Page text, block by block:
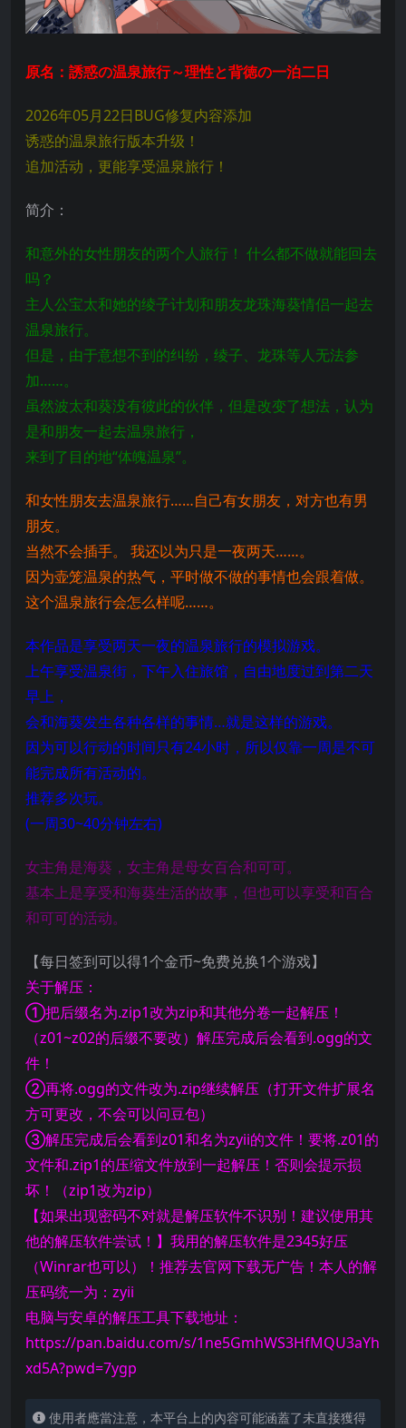
原名：誘惑の温泉旅行～理性と背徳の一泊二日
2026年05月22日BUG修复内容添加
诱惑的温泉旅行版本升级！
追加活动，更能享受温泉旅行！
简介：
和意外的女性朋友的两个人旅行！ 什么都不做就能回去
吗？
主人公宝太和她的绫子计划和朋友龙珠海葵情侣一起去
温泉旅行。
但是，由于意想不到的纠纷，绫子、龙珠等人无法参
加……。
虽然波太和葵没有彼此的伙伴，但是改变了想法，认为
是和朋友一起去温泉旅行，
来到了目的地“体魄温泉”。
和女性朋友去温泉旅行……自己有女朋友，对方也有男
朋友。
当然不会插手。 我还以为只是一夜两天……。
因为壶笼温泉的热气，平时做不做的事情也会跟着做。
这个温泉旅行会怎么样呢……。
本作品是享受两天一夜的温泉旅行的模拟游戏。
上午享受温泉街，下午入住旅馆，自由地度过到第二天
早上，
会和海葵发生各种各样的事情…就是这样的游戏。
因为可以行动的时间只有24小时，所以仅靠一周是不可
能完成所有活动的。
推荐多次玩。
(一周30~40分钟左右)
女主角是海葵，女主角是母女百合和可可。
基本上是享受和海葵生活的故事，但也可以享受和百合
和可可的活动。
【每日签到可以得1个金币~免费兑换1个游戏】
关于解压：
①把后缀名为.zip1改为zip和其他分卷一起解压！
（z01~z02的后缀不要改）解压完成后会看到.ogg的文
件！
②再将.ogg的文件改为.zip继续解压（打开文件扩展名
方可更改，不会可以问豆包）
③解压完成后会看到z01和名为zyii的文件！要将.z01的
文件和.zip1的压缩文件放到一起解压！否则会提示损
坏！（zip1改为zip）
【如果出现密码不对就是解压软件不识别！建议使用其
他的解压软件尝试！】我用的解压软件是2345好压
（Winrar也可以）！推荐去官网下载无广告！本人的解
压码统一为：zyii
电脑与安卓的解压工具下载地址：
https://pan.baidu.com/s/1ne5GmhWS3HfMQU3aYh
xd5A?pwd=7ygp
使用者應當注意，本平台上的內容可能涵蓋了未直接獲得